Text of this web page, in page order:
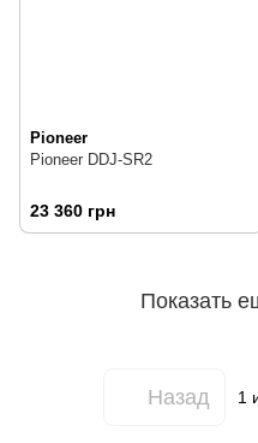
Pioneer
Pioneer DDJ-SR2
23 360 грн
Показать
Назад 1